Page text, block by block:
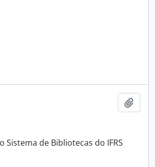
de Bibliotecas do IFRS